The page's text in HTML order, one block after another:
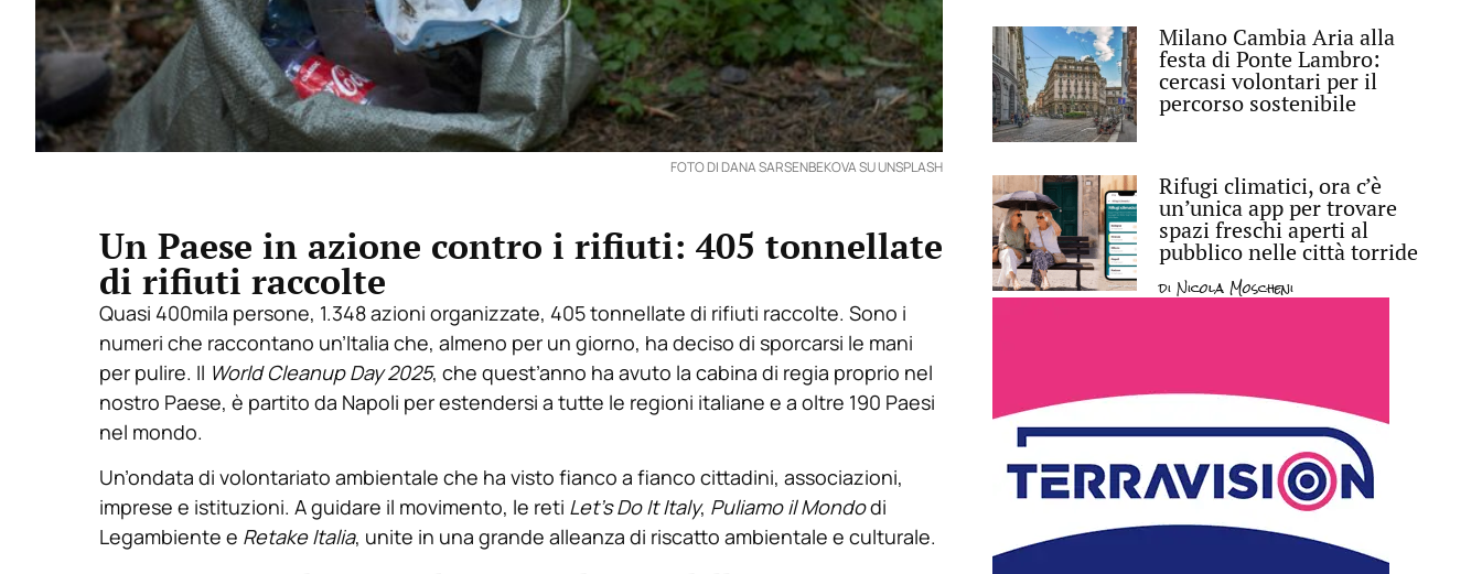
FOTO DI DANA SARSENBEKOVA SU UNSPLASH
Un Paese in azione contro i rifiuti: 405 tonnellate
di rifiuti raccolte
Quasi 400mila persone, 1.348 azioni organizzate, 405 tonnellate di rifiuti raccolte. Sono i
numeri che raccontano un’Italia che, almeno per un giorno, ha deciso di sporcarsi le mani
per pulire. Il World Cleanup Day 2025, che quest’anno ha avuto la cabina di regia proprio nel
nostro Paese, è partito da Napoli per estendersi a tutte le regioni italiane e a oltre 190 Paesi
nel mondo.
Un’ondata di volontariato ambientale che ha visto fianco a fianco cittadini, associazioni,
imprese e istituzioni. A guidare il movimento, le reti Let’s Do It Italy, Puliamo il Mondodi
Legambiente e Retake Italia, unite in una grande alleanza di riscatto ambientale e culturale.
Milano Cambia Aria alla
festa di Ponte Lambro:
cercasi volontari per il
percorso sostenibile
Rifugi climatici, ora c’è
un’unica app per trovare
spazi freschi aperti al
pubblico nelle città torride
diNicola Moscheni